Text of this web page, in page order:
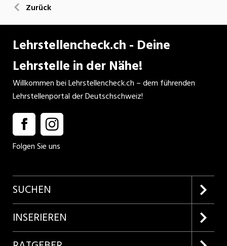
Zurück
Lehrstellencheck.ch - Deine
Lehrstelle in der Nähe!
Willkommen bei Lehrstellencheck.ch – dem führenden
Lehrstellenportal der Deutschschweiz!
Folgen Sie uns
SUCHEN
Firmenprofile entdecken
Lehrstellen suchen
INSERIEREN